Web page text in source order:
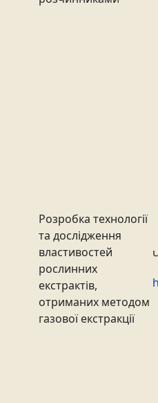
Розробка технології
та дослідження
властивостей
рослинних
екстрактів,
отриманих методом
газової екстракції